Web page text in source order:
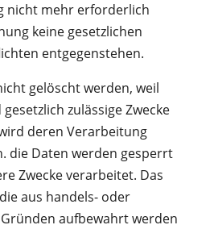
nicht mehr erforderlich
keine gesetzlichen
entgegenstehen.
gelöscht werden, weil
zulässige Zwecke
deren Verarbeitung
die Daten werden gesperrt
Zwecke verarbeitet. Das
aus handels- oder
aufbewahrt werden